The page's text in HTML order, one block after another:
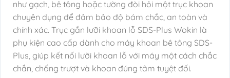
như gạch, bê tông hoặc tường đòi hỏi một trục khoan
chuyên dụng để đảm bảo độ bám chắc, an toàn và
chính xác. Trục gắn lưỡi khoan lỗ SDS-Plus Wokin là
phụ kiện cao cấp dành cho máy khoan bê tông SDS-
Plus, giúp kết nối lưỡi khoan lỗ với máy một cách chắc
chắn, chống trượt và khoan đúng tâm tuyệt đối.